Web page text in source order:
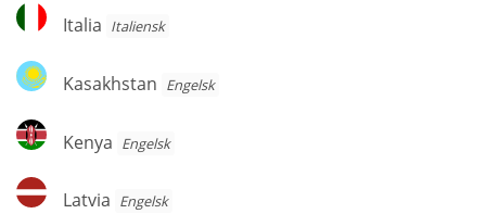
Italia
Italia Italiensk
Kasakhstan
Kasakhstan Engelsk
Kenya
Kenya Engelsk
Latvia
Latvia Engelsk